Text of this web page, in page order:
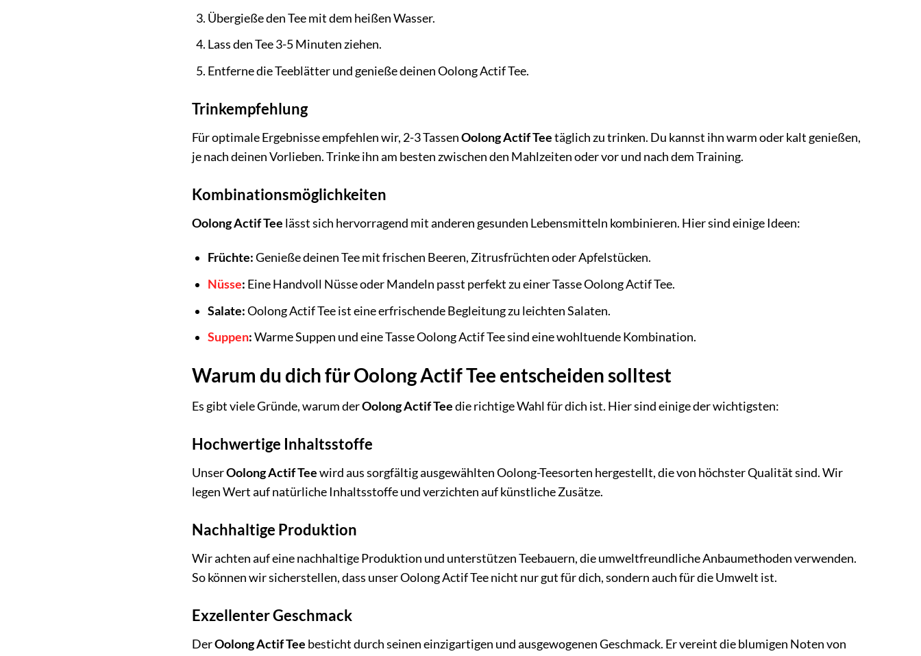
Übergieße den Tee mit dem heißen Wasser.
Lass den Tee 3-5 Minuten ziehen.
Entferne die Teeblätter und genieße deinen Oolong Actif Tee.
Trinkempfehlung
Für optimale Ergebnisse empfehlen wir, 2-3 TassenOolong Actif Teetäglich zu trinken. Du kannst ihn warm oder kalt genießen,
je nach deinen Vorlieben. Trinke ihn am besten zwischen den Mahlzeiten oder vor und nach dem Training.
Kombinationsmöglichkeiten
Oolong Actif Tee lässt sich hervorragend mit anderen gesunden Lebensmitteln kombinieren. Hier sind einige Ideen:
Früchte:Genieße deinen Tee mit frischen Beeren, Zitrusfrüchten oder Apfelstücken.
Nüsse: Eine Handvoll Nüsse oder Mandeln passt perfekt zu einer Tasse Oolong Actif Tee.
Salate:Oolong Actif Tee ist eine erfrischende Begleitung zu leichten Salaten.
Suppen:Warme Suppen und eine Tasse Oolong Actif Tee sind eine wohltuende Kombination.
Warum du dich für Oolong Actif Tee entscheiden solltest
Es gibt viele Gründe, warum derOolong Actif Teedie richtige Wahl für dich ist. Hier sind einige der wichtigsten:
Hochwertige Inhaltsstoffe
UnserOolong Actif Teewird aus sorgfältig ausgewählten Oolong-Teesorten hergestellt, die von höchster Qualität sind. Wir
legen Wert auf natürliche Inhaltsstoffe und verzichten auf künstliche Zusätze.
Nachhaltige Produktion
Wir achten auf eine nachhaltige Produktion und unterstützen Teebauern, die umweltfreundliche Anbaumethoden verwenden.
So können wir sicherstellen, dass unser Oolong Actif Tee nicht nur gut für dich, sondern auch für die Umwelt ist.
Exzellenter Geschmack
DerOolong Actif Tee besticht durch seinen einzigartigen und ausgewogenen Geschmack. Er vereint die blumigen Noten von